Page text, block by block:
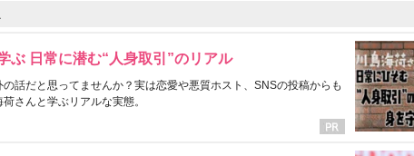
ぶ 日常に潜む“人身取引”のリアル
の話だと思ってませんか？実は恋愛や悪質ホスト、SNSの投稿からも
さんと学ぶリアルな実態。